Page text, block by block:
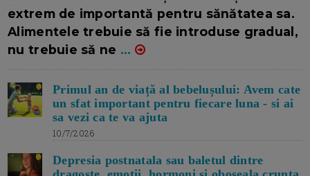
extrem de importantă pentru sănătatea sa.
Alimentele trebuie să fie introduse gradual,
nu trebuie să ne ...
Primul an de viață al bebelușului: Avem cate
un sfat important pentru fiecare luna - si ai
sa vezi ca te va ajuta
10/7/2026
Depresia postnatala sau baletul dintre